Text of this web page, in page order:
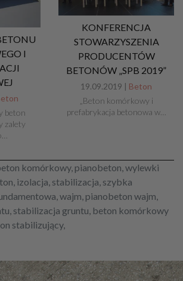
I
beton
zalety
KONFERENCJA
STOWARZYSZENIA
PRODUCENTÓW
BETONÓW „SPB 2019”
19.09.2019 | Beton
„Beton komórkowy i
prefabrykacja betonowa w…
komórkowy, pianobeton, wylewki
izolacja, stabilizacja, szybka
wajm, pianobeton wajm,
stabilizacja gruntu, beton komórkowy
stabilizujący,